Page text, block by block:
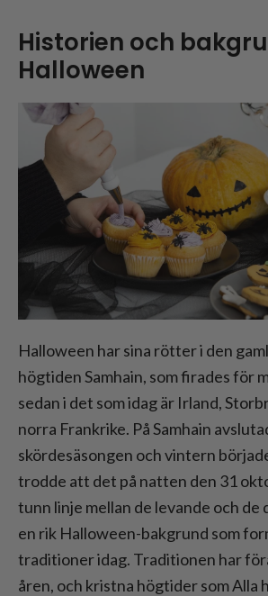
Historien och
Halloween
Halloween har sina rötter i den
högtiden Samhain, som firades för
sedan i det som idag är Irland,
norra Frankrike. På Samhain
skördesäsongen och vintern
trodde att det på natten den 31
tunn linje mellan de levande och de
en rik Halloween-bakgrund som
traditioner idag. Traditionen har
åren, och kristna högtider som Alla